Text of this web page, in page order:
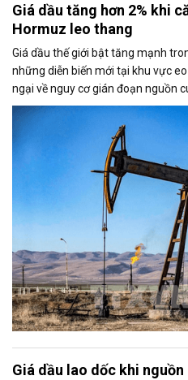
Giá dầu tăng hơn 2% khi
Hormuz leo thang
Giá dầu thế giới bật tăng mạnh
những diễn biến mới tại khu vực
ngại về nguy cơ gián đoạn nguồn
chính trị cũng khiến thị trường đặt
thuận ngừng bắn giữa Mỹ và Iran.
Giá dầu lao dốc khi